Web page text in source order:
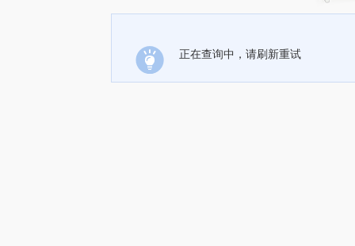
正在查询中，请刷新重试